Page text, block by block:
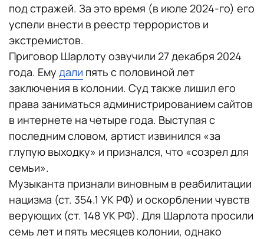
под стражей. За это время (в июле 2024-го) его
успели внести в реестр террористов и
экстремистов.
Приговор Шарлоту озвучили 27 декабря 2024
года. Ему дали пять с половиной лет
заключения в колонии. Суд также лишил его
права заниматься администрированием сайтов
в интернете на четыре года. Выступая с
последним словом, артист извинился «за
глупую выходку» и признался, что «созрел для
семьи».
Музыканта признали виновным в реабилитации
нацизма (ст. 354.1 УК РФ) и оскорблении чувств
верующих (ст. 148 УК РФ). Для Шарлота просили
семь лет и пять месяцев колонии, однако